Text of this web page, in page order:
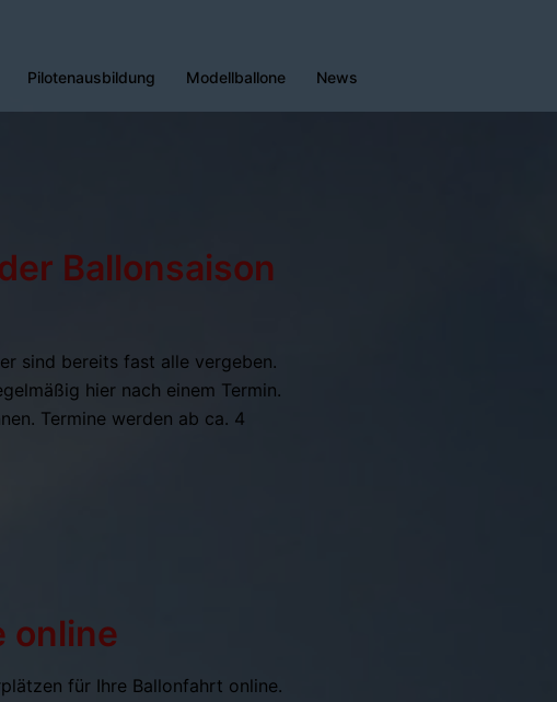
Pilotenausbildung Modellballone News
Ballonsaison
sind bereits fast alle vergeben.
hier nach einem Termin.
Termine werden ab ca. 4
online
für Ihre Ballonfahrt online.